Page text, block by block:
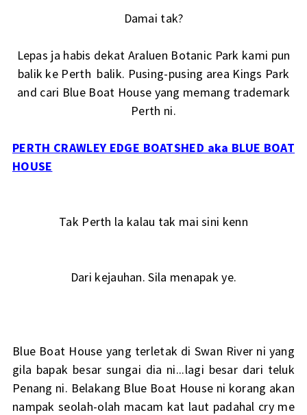
Damai tak?
Lepas ja habis dekat Araluen Botanic Park kami pun
balik ke Perth balik. Pusing-pusing area Kings Park
and cari Blue Boat House yang memang trademark
Perth ni.
PERTH CRAWLEY EDGE BOATSHED aka BLUE BOAT
HOUSE
Tak Perth la kalau tak mai sini kenn
Dari kejauhan. Sila menapak ye.
Blue Boat House yang terletak di Swan River ni yang
gila bapak besar sungai dia ni...lagi besar dari teluk
Penang ni. Belakang Blue Boat House ni korang akan
nampak seolah-olah macam kat laut padahal cry me